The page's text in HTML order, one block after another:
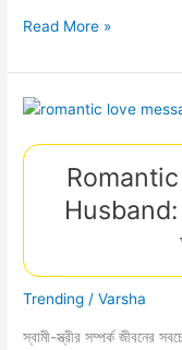
Birthday
For
Son
Mom:
ভালোবাসার
Read More »
Husband:
Trending /Varsha
স্বামী-স্ত্রীর সম্পর্ক জীবনের